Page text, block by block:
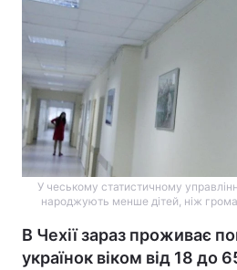
У чеському статистичному
народжують менше дітей, ніж
В Чехії зараз проживає
українок віком від 18 до